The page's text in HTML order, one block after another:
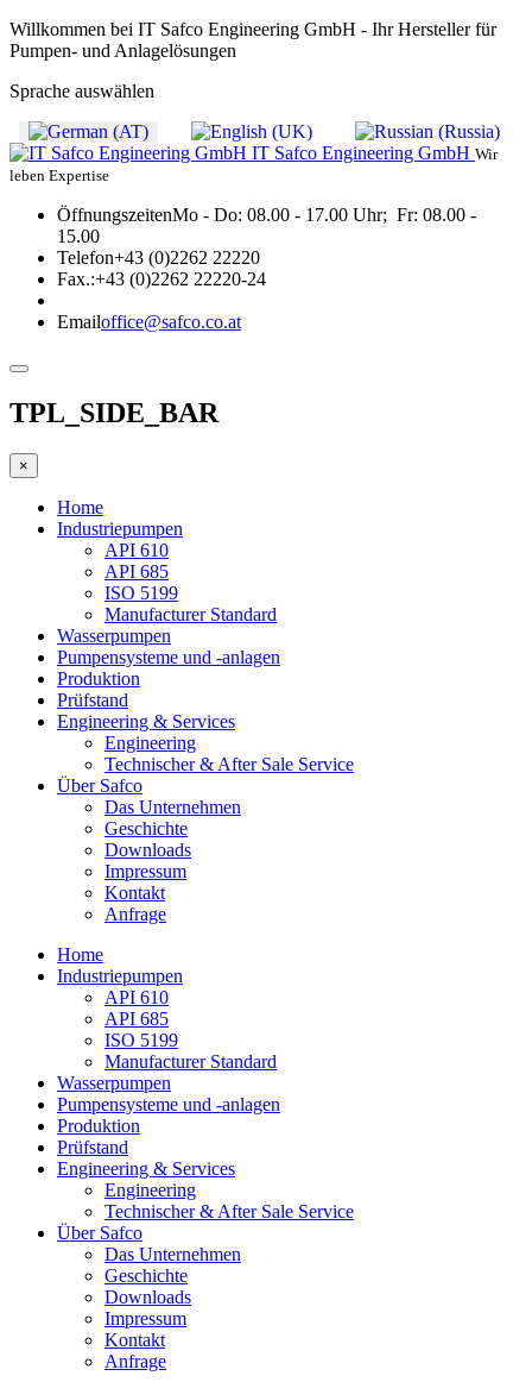
Willkommen bei IT Safco Engineering GmbH - Ihr Hersteller für
Pumpen- und Anlagelösungen
Sprache auswählen
IT Safco Engineering GmbH Wir
leben Expertise
ÖffnungszeitenMo - Do: 08.00 - 17.00 Uhr; Fr: 08.00 -
15.00
Telefon+43 (0)2262 22220
Fax.:+43 (0)2262 22220-24
Emailoffice@safco.co.at
TPL_SIDE_BAR
×
Home
Industriepumpen
API 610
API 685
ISO 5199
Manufacturer Standard
Wasserpumpen
Pumpensysteme und -anlagen
Produktion
Prüfstand
Engineering & Services
Engineering
Technischer & After Sale Service
Über Safco
Das Unternehmen
Geschichte
Downloads
Impressum
Kontakt
Anfrage
Home
Industriepumpen
API 610
API 685
ISO 5199
Manufacturer Standard
Wasserpumpen
Pumpensysteme und -anlagen
Produktion
Prüfstand
Engineering & Services
Engineering
Technischer & After Sale Service
Über Safco
Das Unternehmen
Geschichte
Downloads
Impressum
Kontakt
Anfrage